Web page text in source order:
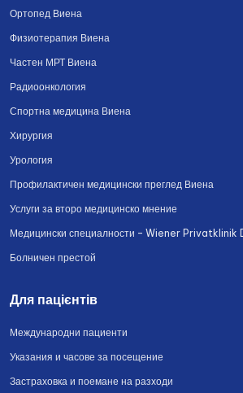
Ортопед Виена
Физиотерапия Виена
Частен МРТ Виена
Радиоонкология
Спортна медицина Виена
Хирургия
Урология
Профилактичен медицински преглед Виена
Услуги за второ медицинско мнение
Медицински специалности – Wiener
Болничен престой
Для пацієнтів
Международни пациенти
Указания и часове за посещение
Застраховка и поемане на разходи